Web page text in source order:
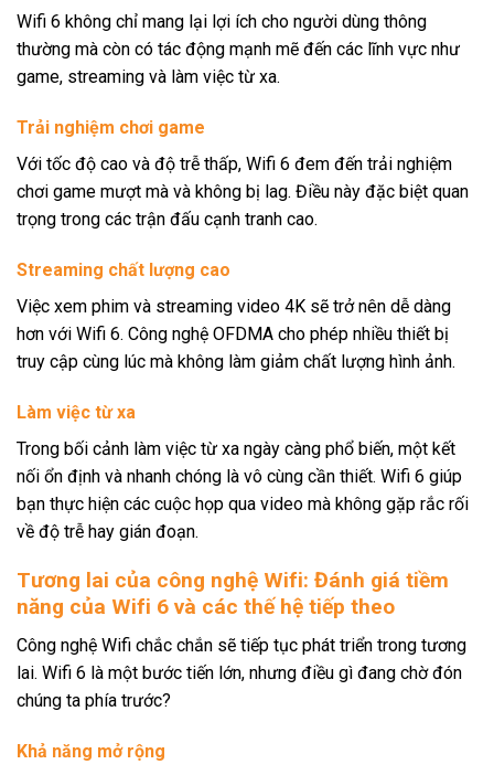
Wifi 6 không chỉ mang lại lợi ích cho người dùng thông
thường mà còn có tác động mạnh mẽ đến các lĩnh vực như
game, streaming và làm việc từ xa.
Trải nghiệm chơi game
Với tốc độ cao và độ trễ thấp, Wifi 6 đem đến trải nghiệm
chơi game mượt mà và không bị lag. Điều này đặc biệt quan
trọng trong các trận đấu cạnh tranh cao.
Streaming chất lượng cao
Việc xem phim và streaming video 4K sẽ trở nên dễ dàng
hơn với Wifi 6. Công nghệ OFDMA cho phép nhiều thiết bị
truy cập cùng lúc mà không làm giảm chất lượng hình ảnh.
Làm việc từ xa
Trong bối cảnh làm việc từ xa ngày càng phổ biến, một kết
nối ổn định và nhanh chóng là vô cùng cần thiết. Wifi 6 giúp
bạn thực hiện các cuộc họp qua video mà không gặp rắc rối
về độ trễ hay gián đoạn.
Tương lai của công nghệ Wifi: Đánh giá tiềm
năng của Wifi 6 và các thế hệ tiếp theo
Công nghệ Wifi chắc chắn sẽ tiếp tục phát triển trong tương
lai. Wifi 6 là một bước tiến lớn, nhưng điều gì đang chờ đón
chúng ta phía trước?
Khả năng mở rộng